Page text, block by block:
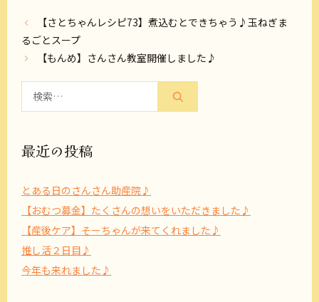
【さとちゃんレシピ73】煮込むとできちゃう♪玉ねぎま
るごとスープ
【もんめ】さんさん教室開催しました♪
最近の投稿
とある日のさんさん助産院♪
【おむつ募金】たくさんの想いをいただきました♪
【産後ケア】そーちゃんが来てくれました♪
推し活２日目♪
今年も来れました♪